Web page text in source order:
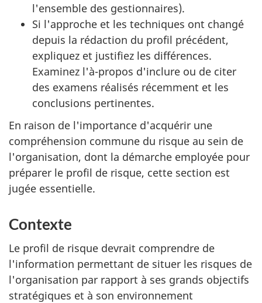
l'ensemble des gestionnaires).
Si l'approche et les techniques ont changé
depuis la rédaction du profil précédent,
expliquez et justifiez les différences.
Examinez l'à-propos d'inclure ou de citer
des examens réalisés récemment et les
conclusions pertinentes.
En raison de l'importance d'acquérir une
compréhension commune du risque au sein de
l'organisation, dont la démarche employée pour
préparer le profil de risque, cette section est
jugée essentielle.
Contexte
Le profil de risque devrait comprendre de
l'information permettant de situer les risques de
l'organisation par rapport à ses grands objectifs
stratégiques et à son environnement